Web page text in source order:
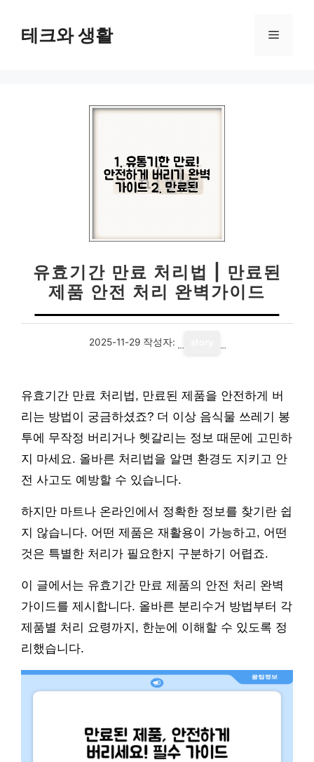
테크와 생활 메
유효기간 만료 처리법 | 만료된
제품 안전 처리 완벽가이드
2025-11-29 작성자:
유효기간 만료 처리법, 만료된 제품을 안전하게 버
리는 방법이 궁금하셨죠? 더 이상 음식물 쓰레기 봉
투에 무작정 버리거나 헷갈리는 정보 때문에 고민하
지 마세요. 올바른 처리법을 알면 환경도 지키고 안
전 사고도 예방할 수 있습니다.
하지만 마트나 온라인에서 정확한 정보를 찾기란 쉽
지 않습니다. 어떤 제품은 재활용이 가능하고, 어떤
것은 특별한 처리가 필요한지 구분하기 어렵죠.
이 글에서는 유효기간 만료 제품의 안전 처리 완벽
가이드를 제시합니다. 올바른 분리수거 방법부터 각
제품별 처리 요령까지, 한눈에 이해할 수 있도록 정
리했습니다.